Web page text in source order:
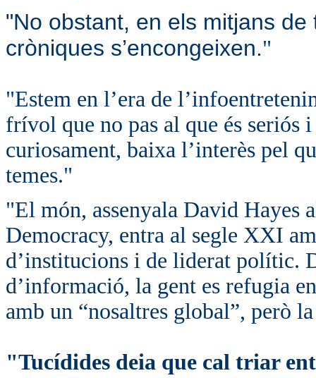
"No obstant, en els mitjans
cròniques s’encongeixen."
"Estem en l’era de
frívol que no pas al que és seriós
curiosament, baixa l’interès pel
temes."
"El món, assenyala David Hayes
Democracy, entra al segle XXI
d’institucions i de liderat polític.
d’informació, la gent es refugia
amb un “nosaltres global”, però
"Tucídides deia que cal triar